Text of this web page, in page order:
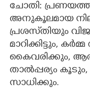
ചോതി:
അനുകൂലമായ
പ്രശസ്‌തിയും
മാറിക്കിട്ടും,
കൈവരിക്കും,
താൽപ്പര്യം
സാധിക്കും.